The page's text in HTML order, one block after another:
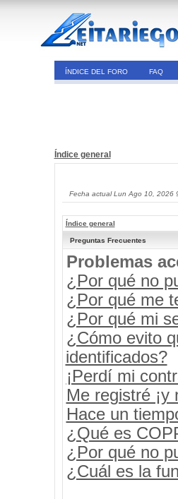
ÍNDICE DEL FORO FAQ
Índice general
Fecha actual Lun Ago 10, 2026
Índice general
Preguntas Frecuentes
Problemas
¿Por qué no
¿Por qué me
¿Por qué mi
¿Cómo evito
identificados?
¡Perdí mi
Me registré ¡y
Hace un
¿Qué es
¿Por qué no
¿Cuál es la